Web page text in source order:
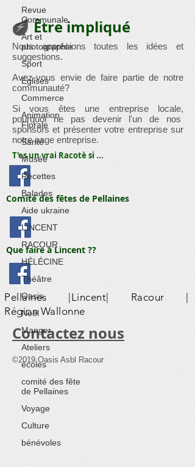
Revue
Communale
Art et
photographie
Sport
Églises
Commerce
Animation
Florale
Santé
Musée
Recettes
Balades
Aide ukraine
LINCENT
RACOUR
HÉLÉCINE
Théâtre
Oasis
Noël
Manger
Ateliers
écoles
comité des fête
de Pellaines
Voyage
Culture
bénévoles
Être impliqué
Nous apprécions toutes les idées et
suggestions.
Avez-vous envie de faire partie de notre
communauté?
Si vous êtes une entreprise locale,
pourquoi ne pas devenir l'un de nos
sponsors et présenter votre entreprise sur
notre page entreprise.
T'es un vrai Racotè si ...
Comité des fêtes de Pellaines
Que faire à Lincent ??
Pellaines |Lincent| Racour |
Région Wallonne
​Contactez nous
©2019 Oasis Asbl Racour